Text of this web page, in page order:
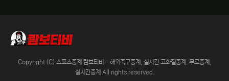
Copyright (C) 스포츠중계 람보티비 - 해외축구중계, 실시간 고화질중계, 무료중계,
실시간중계 All rights reserved.